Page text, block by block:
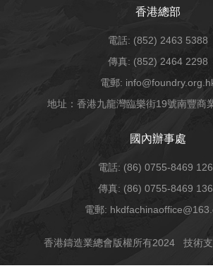
香港總部
電話: (852) 2463 5388
傳真: (852) 2464 2298
電郵:
地址：香港九龍灣臨樂街19號南豐商
國內辦事處
電話: (86) 0755-8469
傳真: (86) 0755-8469
電郵:
香港鑄造業總會版權所有2024 技術